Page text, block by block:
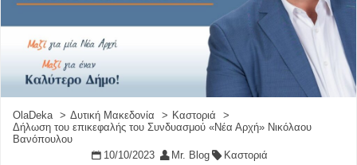
OlaDeka Δυτική Μακεδονία
Καστοριά
Δήλωση του επικεφαλής του Συνδυασμού «Νέα Αρχή» Νικόλαου
Βανόπουλου
10/10/2023
Mr. Blog Καστοριά